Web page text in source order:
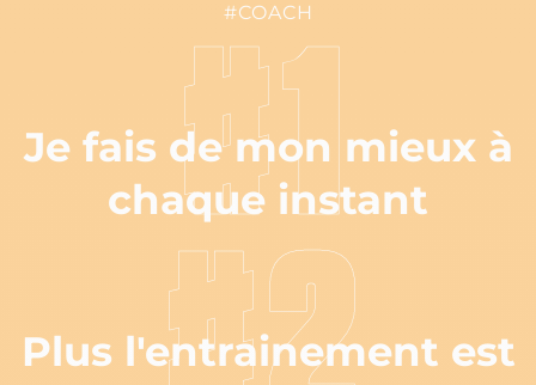
#COACH
#1
Je fais de mon mieux à
chaque instant
Plus l'entrainement est